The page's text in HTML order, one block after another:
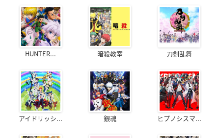
HUNTER... 暗殺教室 刀剣乱舞
アイドリッシ... 銀魂 ヒプノシスマ...